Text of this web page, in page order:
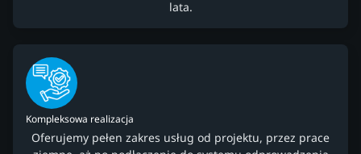
lata.
Kompleksowa realizacja
Oferujemy pełen zakres usług od projektu, przez prace